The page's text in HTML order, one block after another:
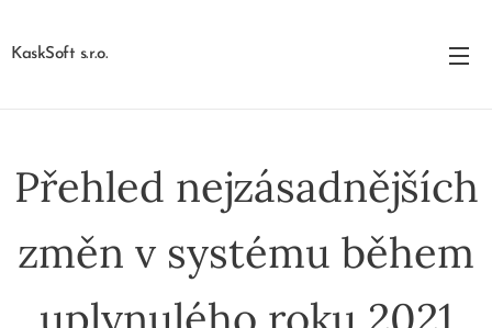
KaskSoft s.r.o.
Přehled nejzásadnějších
změn v systému během